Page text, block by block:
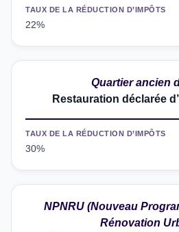
TAUX DE LA RÉDUCTION D’IMPÔTS
22%
Quartier ancien
Restauration déclarée
TAUX DE LA RÉDUCTION D’IMPÔTS
30%
NPNRU (Nouveau
Rénovation